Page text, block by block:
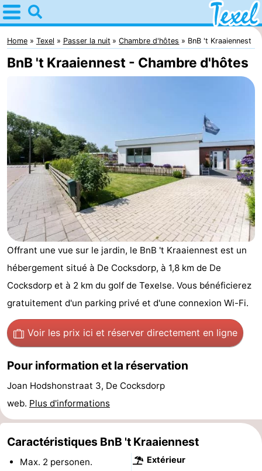
Home
Texel
Astuces
les
enfants
Villages
-
Den
Burg
-
Den
Hoorn
-
De
Cocksdorp
-
De
-
Oudeschild
De
Waal
-
Oosterend
Nature
beaux
points
de
vue
Passer
la
nuit
Appartements
-
Bosch
-
Home Texel Passer la nuit Chambre d'hôtes BnB 't Kraaiennest
BnB 't Kraaiennest - Chambre d'hôtes
Offrant une vue sur le jardin, le BnB 't Kraaiennest est un
hébergement situé à De Cocksdorp, à 1,8 km de De
Cocksdorp et à 2 km du golf de Texelse. Vous bénéficierez
gratuitement d'un parking privé et d'une connexion Wi-Fi.
Voir les prix ici et réserver directement en ligne
Pour information et la réservation
Joan Hodshonstraat 3, De Cocksdorp
web. Plus d'informations
Caractéristiques BnB 't Kraaiennest
Max. 2 personen.
Extérieur